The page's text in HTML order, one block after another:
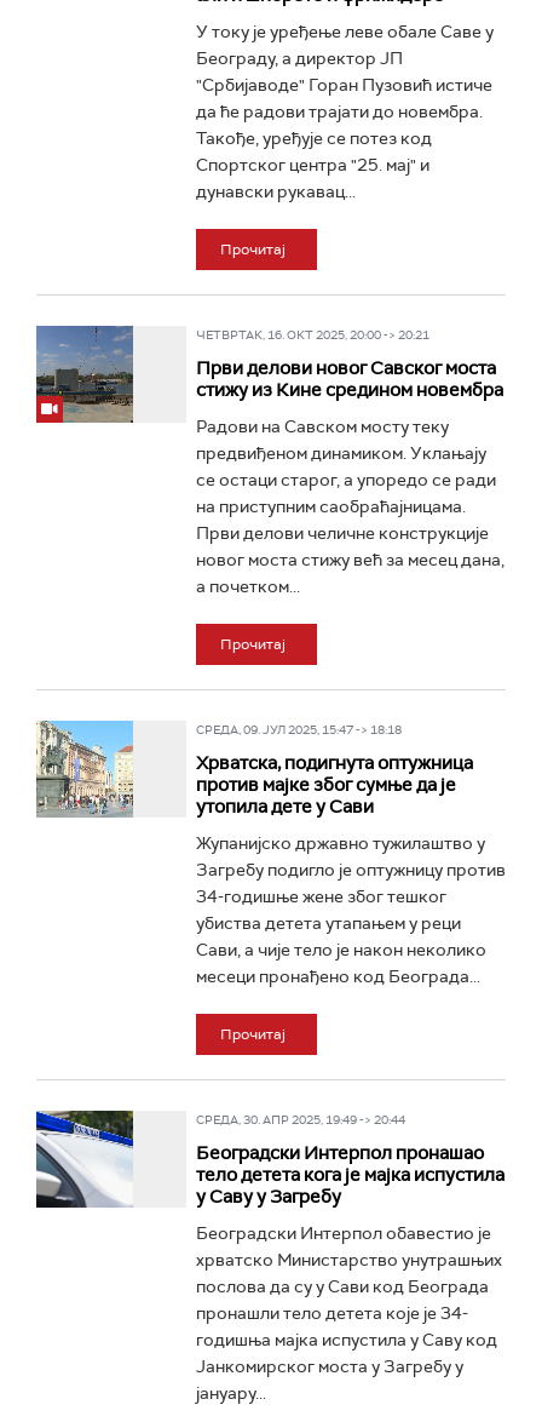
У току је уређење леве обале Саве у
Београду, а директор ЈП
"Србијаводе" Горан Пузовић истиче
да ће радови трајати до новембра.
Такође, уређује се потез код
Спортског центра "25. мај" и
дунавски рукавац...
Прочитај
ЧЕТВРТАК, 16. ОКТ 2025, 20:00 -> 20:21
Први делови новог Савског моста
стижу из Кине средином новембра
Радови на Савском мосту теку
предвиђеном динамиком. Уклањају
се остаци старог, а упоредо се ради
на приступним саобраћајницама.
Први делови челичне конструкције
новог моста стижу већ за месец дана,
а почетком...
Прочитај
СРЕДА, 09. ЈУЛ 2025, 15:47 -> 18:18
Хрватска, подигнута оптужница
против мајке због сумње да је
утопила дете у Сави
Жупанијско државно тужилаштво у
Загребу подигло је оптужницу против
34-годишње жене због тешког
убиства детета утапањем у реци
Сави, а чије тело је након неколико
месеци пронађено код Београда...
Прочитај
СРЕДА, 30. АПР 2025, 19:49 -> 20:44
Београдски Интерпол пронашао
тело детета кога је мајка испустила
у Саву у Загребу
Београдски Интерпол обавестио је
хрватско Министарство унутрашњих
послова да су у Сави код Београда
пронашли тело детета које је 34-
годишња мајка испустила у Саву код
Јанкомирског моста у Загребу у
јануару...